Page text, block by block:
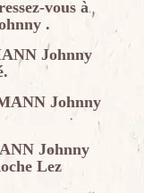
vous à
.
Johnny
Johnny
Johnny
Lez